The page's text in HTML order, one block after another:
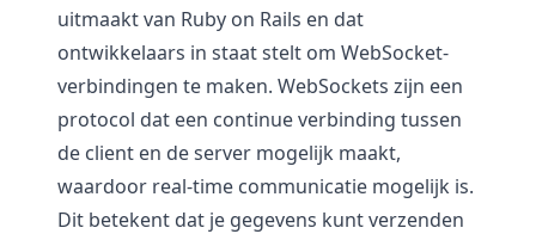
uitmaakt van Ruby on Rails en dat
ontwikkelaars in staat stelt om WebSocket-
verbindingen te maken. WebSockets zijn een
protocol dat een continue verbinding tussen
de client en de server mogelijk maakt,
waardoor real-time communicatie mogelijk is.
Dit betekent dat je gegevens kunt verzenden